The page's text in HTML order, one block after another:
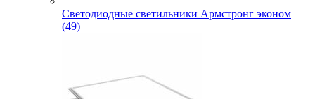
Светодиодные светильники Армстронг эконом
(49)